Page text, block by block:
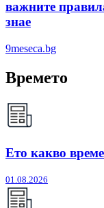
важните
знае
9meseca.bg
Времето
Ето какво
01.08.2026